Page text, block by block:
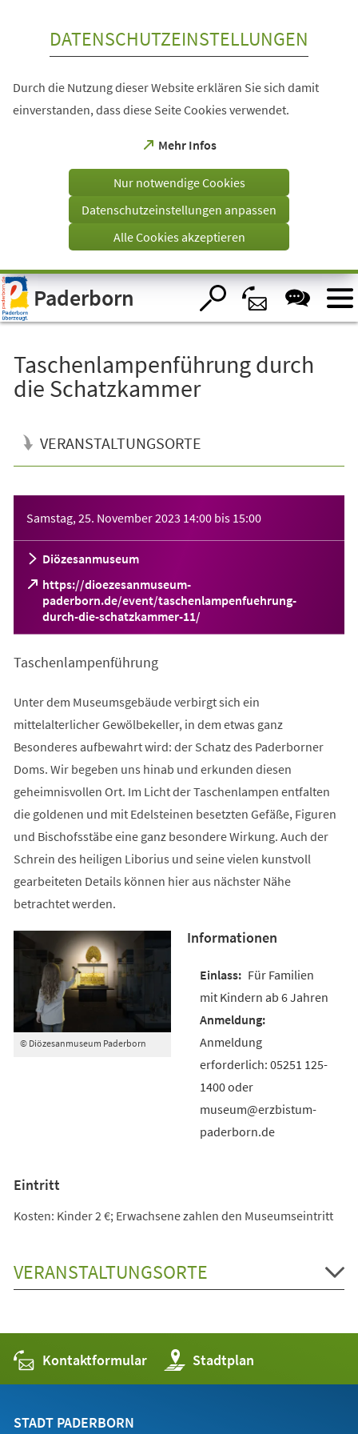
Visuelle
Assistenzsoftware
öffnen.
DATENSCHUTZEINSTELLUNGEN
Durch die Nutzung dieser Website erklären Sie sich damit
einverstanden, dass diese Seite Cookies verwendet.
Mehr Infos
(Öffnet
einem
Tab)
Nur notwendige Cookies
Datenschutzeinstellungen anpassen
Alle Cookies akzeptieren
Paderborn
Taschenlampenführung durch
die Schatzkammer
VERANSTALTUNGSORTE
Samstag, 25. November 2023 14:00 bis 15:00
Diözesanmuseum
https://dioezesanmuseum-
paderborn.de/event/taschenlampenfuehrung-
durch-die-schatzkammer-11/
(Öffnet
in
neuen
Taschenlampenführung
Unter dem Museumsgebäude verbirgt sich ein
mittelalterlicher Gewölbekeller, in dem etwas ganz
Besonderes aufbewahrt wird: der Schatz des Paderborner
Doms. Wir begeben uns hinab und erkunden diesen
geheimnisvollen Ort. Im Licht der Taschenlampen entfalten
die goldenen und mit Edelsteinen besetzten Gefäße, Figuren
und Bischofsstäbe eine ganz besondere Wirkung. Auch der
Schrein des heiligen Liborius und seine vielen kunstvoll
gearbeiteten Details können hier aus nächster Nähe
betrachtet werden.
© Diözesanmuseum Paderborn
Informationen
Für Familien
mit Kindern ab 6 Jahren
Anmeldung
erforderlich: 05251 125-
1400 oder
museum@erzbistum-
paderborn.de
Eintritt
Kosten: Kinder 2 €; Erwachsene zahlen den Museumseintritt
VERANSTALTUNGSORTE
Kontaktformular Stadtplan
(Öffnet
in
einem
STADT PADERBORN